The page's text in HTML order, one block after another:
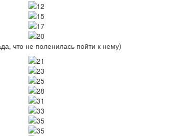
Image
Image
Image
Image
что не поленилась пойти к нему)
Image
Image
Image
Image
Image
Image
Image
Image